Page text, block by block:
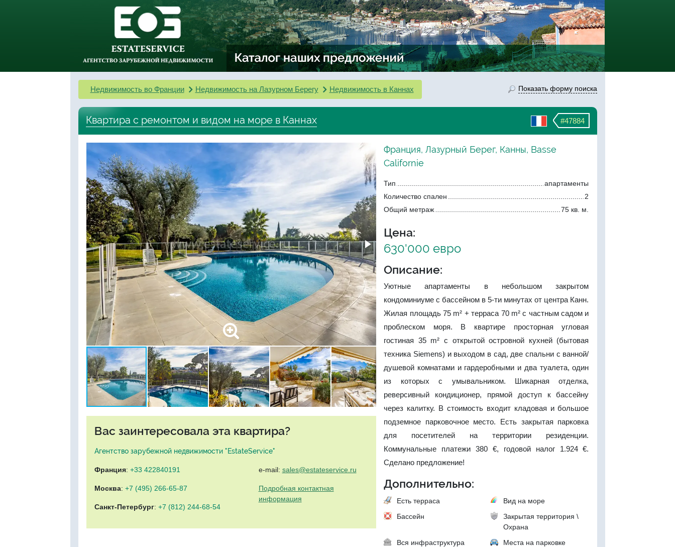
Недвижимость во Франции Недвижимость на Лазурном Берегу Недвижимость в Каннах Показать форму поиска
#47884
Квартира с ремонтом и видом на море в Каннах
Вас заинтересовала эта квартира?
Агентство зарубежной недвижимости "EstateService"
Франция: +33 422840191
Москва: +7 (495) 266-65-87
Санкт-Петербург: +7 (812) 244-68-54
e-mail: sales@estateservice.ru
Подробная контактная
информация
Франция, Лазурный Берег, Канны, Basse
Californie
Тип
апартаменты
Количество спален
2
Общий метраж
75 кв. м.
Цена:
630'000 евро
Описание:
Уютные апартаменты в небольшом закрытом
кондоминиуме с бассейном в 5-ти минутах от центра Канн.
Жилая площадь 75 m² + терраса 70 m² с частным садом и
проблеском моря. В квартире просторная угловая
гостиная 35 m² с открытой островной кухней (бытовая
техника Siemens) и выходом в сад, две спальни с ванной/
душевой комнатами и гардеробными и два туалета, один
из которых с умывальником. Шикарная отделка,
реверсивный кондиционер, прямой доступ к бассейну
через калитку. В стоимость входит кладовая и большое
подземное парковочное место. Есть закрытая парковка
для посетителей на территории резиденции.
Коммунальные платежи 380 €, годовой налог 1.924 €.
Сделано предложение!
Дополнительно:
Есть терраса
Вид на море
Бассейн
Закрытая территория \
Охрана
Вся инфраструктура
Места на парковке